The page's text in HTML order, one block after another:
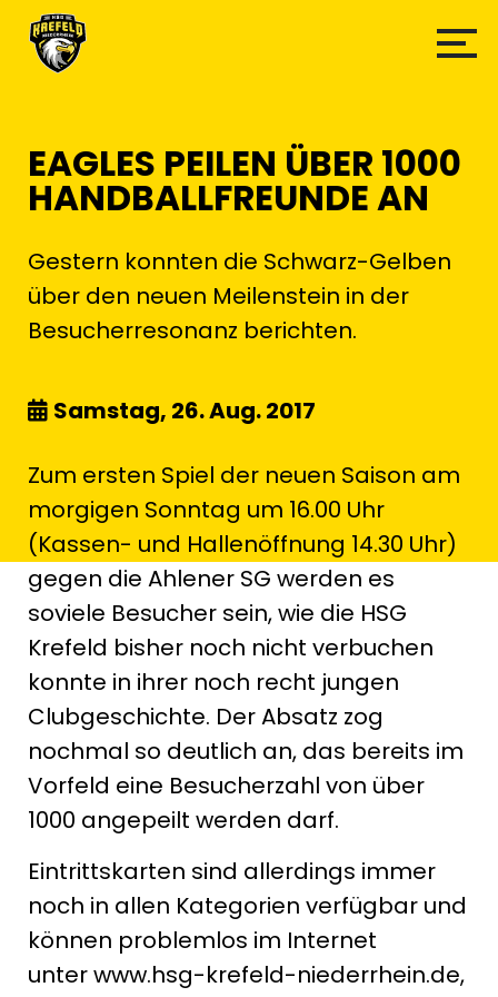
EAGLES PEILEN ÜBER 1000
HANDBALLFREUNDE AN
Gestern konnten die Schwarz-Gelben
über den neuen Meilenstein in der
Besucherresonanz berichten.
Samstag, 26. Aug. 2017
Zum ersten Spiel der neuen Saison am
morgigen Sonntag um 16.00 Uhr
(Kassen- und Hallenöffnung 14.30 Uhr)
gegen die Ahlener SG werden es
soviele Besucher sein, wie die HSG
Krefeld bisher noch nicht verbuchen
konnte in ihrer noch recht jungen
Clubgeschichte. Der Absatz zog
nochmal so deutlich an, das bereits im
Vorfeld eine Besucherzahl von über
1000 angepeilt werden darf.
Eintrittskarten sind allerdings immer
noch in allen Kategorien verfügbar und
können problemlos im Internet
unter www.hsg-krefeld-niederrhein.de,